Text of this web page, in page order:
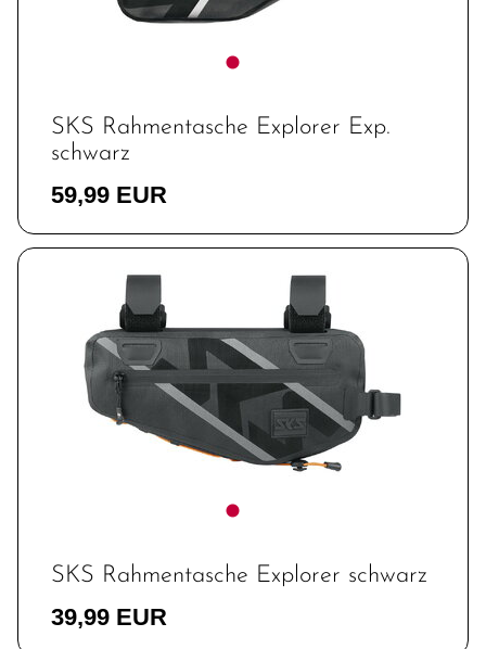
SKS Rahmentasche Explorer Exp.
schwarz
59,99 EUR
SKS Rahmentasche Explorer schwarz
39,99 EUR